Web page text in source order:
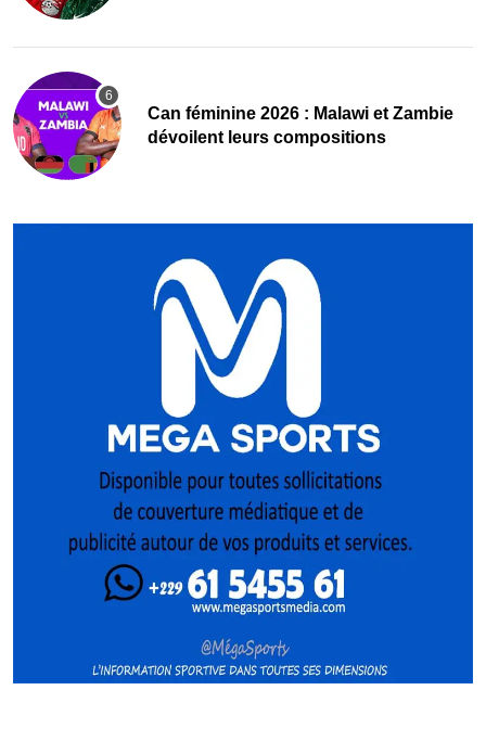
‎Can féminine 2026 : Malawi et Zambie
dévoilent leurs compositions